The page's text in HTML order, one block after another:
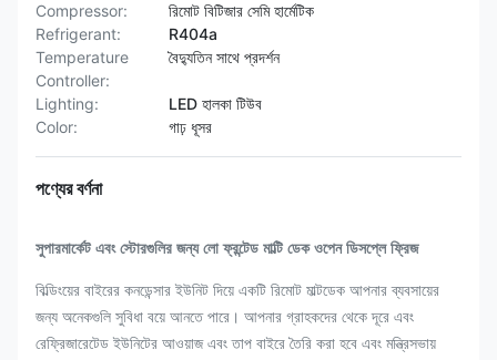
Compressor:
রিমোট বিটিজার সেমি হার্মেটিক
Refrigerant:
R404a
Temperature
Controller:
বৈদ্যুতিন সাথে প্রদর্শন
Lighting:
LED হালকা টিউব
Color:
গাঢ় ধূসর
পণ্যের বর্ণনা
সুপারমার্কেট এবং স্টোরগুলির জন্য লো ফ্রন্টেড মাল্টি ডেক ওপেন ডিসপ্লে ফ্রিজ
বিল্ডিংয়ের বাইরের কনডেন্সার ইউনিট দিয়ে একটি রিমোট মাল্টডেক আপনার ব্যবসায়ের
জন্য অনেকগুলি সুবিধা বয়ে আনতে পারে। আপনার গ্রাহকদের থেকে দূরে এবং
রেফ্রিজারেটেড ইউনিটের আওয়াজ এবং তাপ বাইরে তৈরি করা হবে এবং মন্ত্রিসভায়